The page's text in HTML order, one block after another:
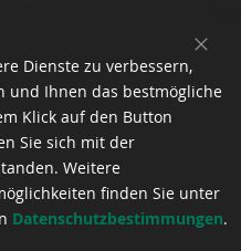
Dienste zu verbessern,
und Ihnen das bestmögliche
Klick auf den Button
Sie sich mit der
Weitere
finden Sie unter
Datenschutzbestimmungen.